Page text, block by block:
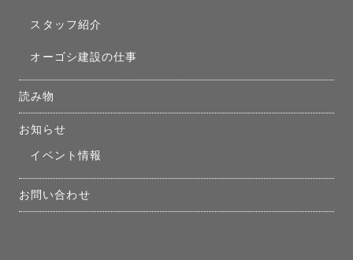
スタッフ紹介
オーゴシ建設の仕事
読み物
お知らせ
イベント情報
お問い合わせ